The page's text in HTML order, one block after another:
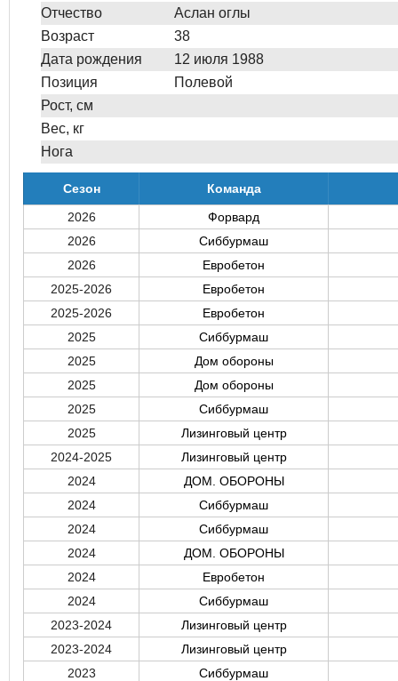
Отчество
Аслан оглы
Возраст
38
Дата рождения
12 июля 1988
Позиция
Полевой
Рост, см
Вес, кг
Нога
Сезон
Команда
2026
Форвард
2026
Сиббурмаш
2026
Евробетон
2025-2026
Евробетон
2025-2026
Евробетон
2025
Сиббурмаш
2025
Дом обороны
2025
Дом обороны
2025
Сиббурмаш
2025
Лизинговый центр
2024-2025
Лизинговый центр
2024
ДОМ. ОБОРОНЫ
2024
Сиббурмаш
2024
Сиббурмаш
2024
ДОМ. ОБОРОНЫ
2024
Евробетон
2024
Сиббурмаш
2023-2024
Лизинговый центр
2023-2024
Лизинговый центр
2023
Сиббурмаш